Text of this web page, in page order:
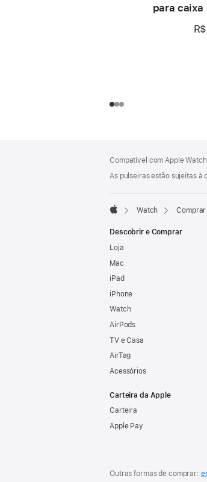
para caixa
de
rodapé
Compatível com Apple
As pulseiras estão sujeitas à
Watch
Descobrir e Comprar
Loja
Mac
iPad
iPhone
Watch
AirPods
TV e Casa
AirTag
Acessórios
Carteira da Apple
Carteira
Apple Pay
Outras formas de comprar: